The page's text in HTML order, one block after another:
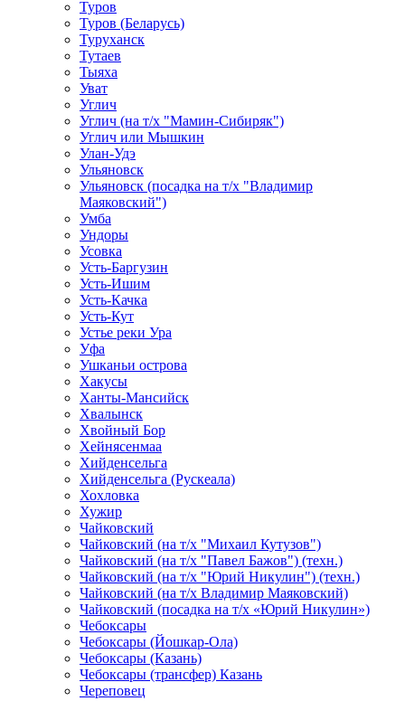
Туров
Туров (Беларусь)
Туруханск
Тутаев
Тыяха
Уват
Углич
Углич (на т/х "Мамин-Сибиряк")
Углич или Мышкин
Улан-Удэ
Ульяновск
Ульяновск (посадка на т/х "Владимир
Маяковский")
Умба
Ундоры
Усовка
Усть-Баргузин
Усть-Ишим
Усть-Качка
Усть-Кут
Устье реки Ура
Уфа
Ушканьи острова
Хакусы
Ханты-Мансийск
Хвалынск
Хвойный Бор
Хейнясенмаа
Хийденсельга
Хийденсельга (Рускеала)
Хохловка
Хужир
Чайковский
Чайковский (на т/х "Михаил Кутузов")
Чайковский (на т/х "Павел Бажов") (техн.)
Чайковский (на т/х "Юрий Никулин") (техн.)
Чайковский (на т/х Владимир Маяковский)
Чайковский (посадка на т/х «Юрий Никулин»)
Чебоксары
Чебоксары (Йошкар-Ола)
Чебоксары (Казань)
Чебоксары (трансфер) Казань
Череповец